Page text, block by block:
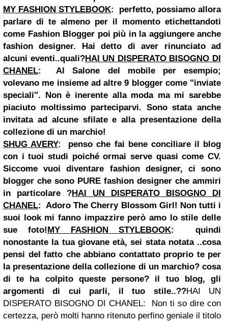
MY FASHION STYLEBOOK: perfetto, possiamo allora
parlare di te almeno per il momento etichettandoti
come Fashion Blogger poi più in la aggiungere anche
fashion designer. Hai detto di aver rinunciato ad
alcuni eventi..quali?HAI UN DISPERATO BISOGNO DI
CHANEL:AlSalone del mobileper esempio;
volevano me insieme ad altre 9 blogger come "inviate
speciali". Non è inerente alla moda ma mi sarebbe
piaciuto moltissimo parteciparvi. Sono stata anche
invitata ad alcune sfilate e alla presentazione della
collezione di un marchio!
SHUG AVERY: penso che fai bene conciliare il blog
con i tuoi studi poiché ormai serve quasi come CV.
Siccome vuoi diventare fashion designer, ci sono
blogger che sono PURE fashion designer che ammiri
in particolare ?HAI UN DISPERATO BISOGNO DI
CHANEL:Adoro The Cherry Blossom Girl! Non tutti i
suoi look mi fanno impazzire però amo lo stile delle
sue foto!MY FASHION STYLEBOOK:quindi
nonostante la tua giovane età, sei stata notata ..cosa
pensi del fatto che abbiano contattato proprio te per
la presentazione della collezione di un marchio? cosa
di te ha colpito queste persone? il tuo blog, gli
argomenti di cui parli, il tuo stile..??HAI UN
DISPERATO BISOGNO DI CHANEL: Non ti so dire con
certezza, però molti hanno ritenuto perfino geniale il titolo